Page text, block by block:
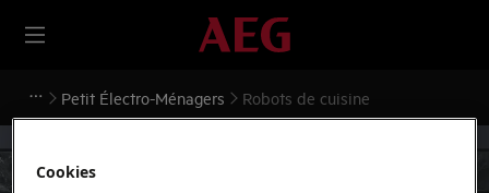
Petit Électro-Ménagers Robots de cuisine
Cookies